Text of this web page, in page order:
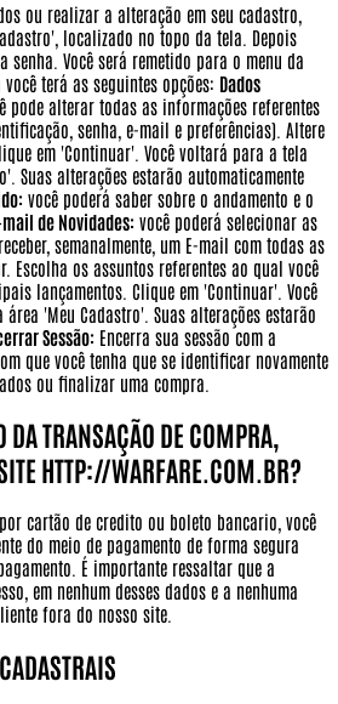
ou realizar a alteração em seu cadastro,
localizado no topo da tela. Depois
Você será remetido para o menu da
terá as seguintes opções: Dados
pode alterar todas as informações referentes
senha, e-mail e preferências). Altere
em 'Continuar'. Você voltará para a tela
Suas alterações estarão automaticamente
você poderá saber sobre o andamento e o
mail de Novidades: você poderá selecionar as
semanalmente, um E-mail com todas as
Escolha os assuntos referentes ao qual você
lançamentos. Clique em 'Continuar'. Você
'Meu Cadastro'. Suas alterações estarão
Sessão: Encerra sua sessão com a
que você tenha que se identificar novamente
ou finalizar uma compra.
DA TRANSAÇÃO DE COMPRA,
HTTP://WARFARE.COM.BR?
cartão de credito ou boleto bancario, você
do meio de pagamento de forma segura
É importante ressaltar que a
em nenhum desses dados e a nenhuma
fora do nosso site.